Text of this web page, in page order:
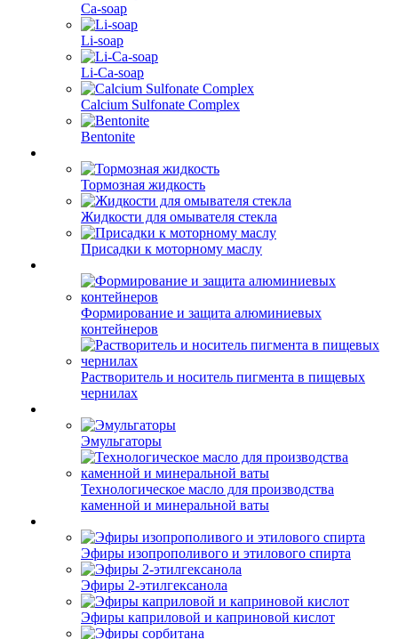
Ca-soap
Li-soap
Li-Ca-soap
Calcium Sulfonate Complex
Bentonite
Тормозная жидкость
Жидкости для омывателя стекла
Присадки к моторному маслу
Формирование и защита алюминиевых
контейнеров
Растворитель и носитель пигмента в пищевых
чернилах
Эмульгаторы
Технологическое масло для производства
каменной и минеральной ваты
Эфиры изопрополивого и этилового спирта
Эфиры 2-этилгексанола
Эфиры каприловой и каприновой кислот